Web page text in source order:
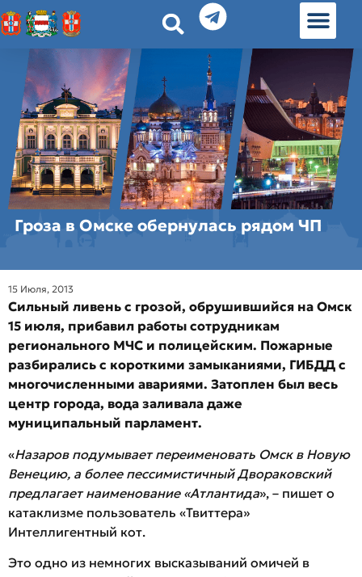
Гроза в Омске обернулась рядом ЧП
15 Июля, 2013
Сильный ливень с грозой, обрушившийся на Омск
15 июля, прибавил работы сотрудникам
регионального МЧС и полицейским. Пожарные
разбирались с короткими замыканиями, ГИБДД с
многочисленными авариями. Затоплен был весь
центр города, вода заливала даже
муниципальный парламент.
«Назаров подумывает переименовать Омск в Новую
Венецию, а более пессимистичный Двораковский
предлагает наименование «Атлантида», – пишет о
катаклизме пользователь «Твиттера»
Интеллигентный кот.
Это одно из немногих высказываний омичей в